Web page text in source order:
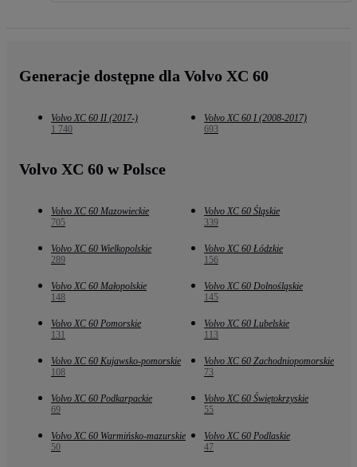
Generacje dostępne dla Volvo XC 60
Volvo XC 60 II (2017-)
1 740
Volvo XC 60 I (2008-2017)
693
Volvo XC 60 w Polsce
Volvo XC 60 Mazowieckie
705
Volvo XC 60 Śląskie
339
Volvo XC 60 Wielkopolskie
289
Volvo XC 60 Łódzkie
156
Volvo XC 60 Małopolskie
148
Volvo XC 60 Dolnośląskie
145
Volvo XC 60 Pomorskie
131
Volvo XC 60 Lubelskie
113
Volvo XC 60 Kujawsko-pomorskie
108
Volvo XC 60 Zachodniopomorskie
73
Volvo XC 60 Podkarpackie
69
Volvo XC 60 Świętokrzyskie
55
Volvo XC 60 Warmińsko-mazurskie
50
Volvo XC 60 Podlaskie
47